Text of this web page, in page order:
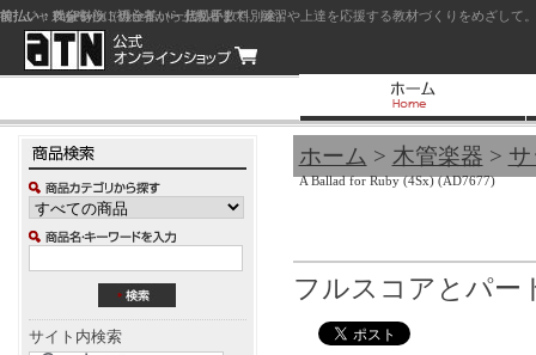
ジャズを中心に初心者から上級者まで、練習や上達を応援する教材づくりをめざし
サイト内検索
ホーム > 木管楽器 >
A Ballad for Ruby (4Sx) (AD7677)
フルスコアとパー
前払い：クレジットカード（一括払い）
後払い：代金引換（現金払い・代引手数料別途）
前払い：PayPay